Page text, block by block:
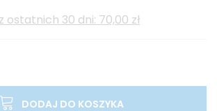
ostatnich 30 dni: 70,00 zł
DODAJ DO KOSZYKA